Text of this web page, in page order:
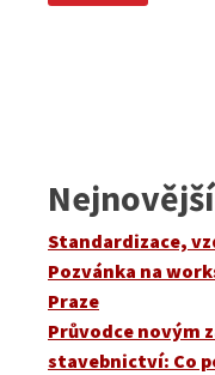
Standardizace,
Pozvánka na
Praze
Průvodce novým
stavebnictví: Co